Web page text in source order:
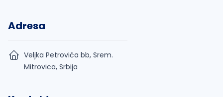
Adresa
Veljka Petrovića bb, Srem.
Mitrovica, Srbija